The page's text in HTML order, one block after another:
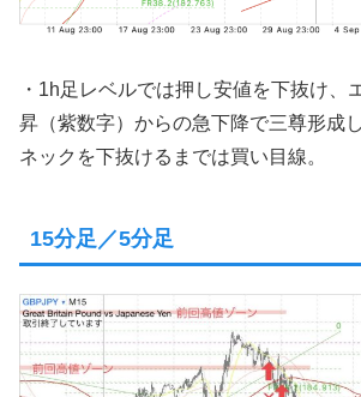
・1h足レベルでは押し安値を下抜け、
昇（紫数字）からの急下降で三尊形成
ネックを下抜けるまでは買い目線。
15分足／5分足